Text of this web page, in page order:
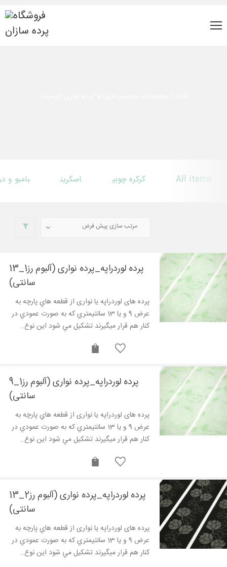
All items کرکره چوبی اسکرین بامبو و
پرده لوردراپه_پرده نواری (آلبوم رز1_13
سانتی)
پرده های لوردراپه یا نواری از قطعه هاي پارچه به
عرض 9 و يا 13 سانتيمتري که به صورت عمودي در
کنار هم قرار ميگيرند تشکيل مي شود این نوع…
پرده لوردراپه_پرده نواری (آلبوم رز1_9
سانتی)
پرده های لوردراپه یا نواری از قطعه هاي پارچه به
عرض 9 و يا 13 سانتيمتري که به صورت عمودي در
کنار هم قرار ميگيرند تشکيل مي شود این نوع…
پرده لوردراپه_پرده نواری (آلبوم رز2_13
سانتی)
پرده های لوردراپه یا نواری از قطعه هاي پارچه به
عرض 9 و يا 13 سانتيمتري که به صورت عمودي در
کنار هم قرار ميگيرند تشکيل مي شود این نوع…